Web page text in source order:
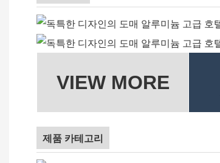
VIEW MORE
제품 카테고리